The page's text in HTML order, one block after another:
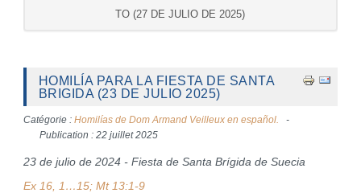
TO (27 DE JULIO DE 2025)
HOMILÍA PARA LA FIESTA DE SANTA
BRIGIDA (23 DE JULIO 2025)
Catégorie : Homilías de Dom Armand Veilleux en español.
Publication : 22 juillet 2025
23 de julio de 2024 - Fiesta de Santa Brígida de Suecia
Ex 16, 1…15; Mt 13:1-9